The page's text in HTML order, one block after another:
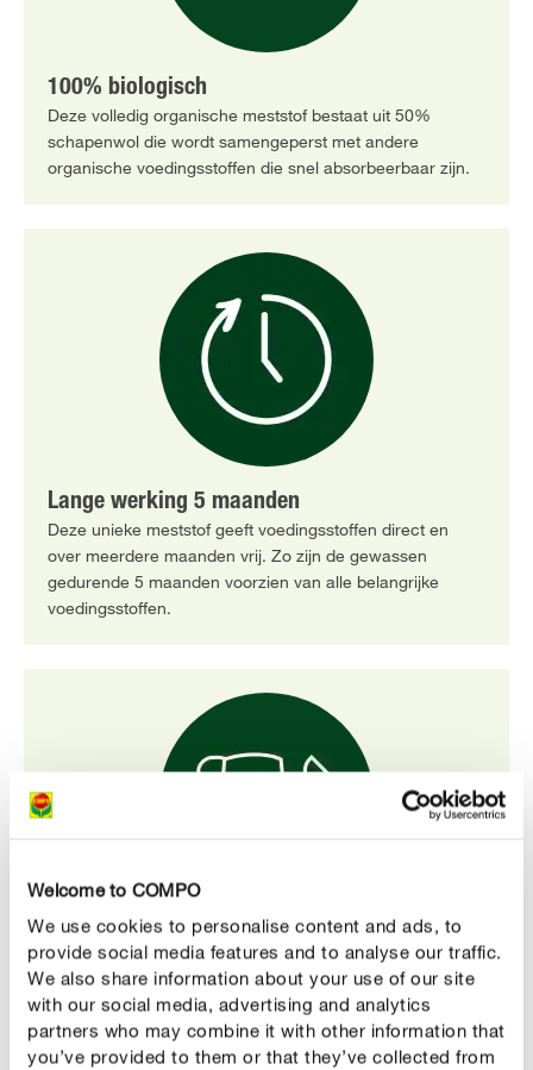
Welcome to COMPO
We use cookies to personalise content and ads, to
provide social media features and to analyse our traffic.
We also share information about your use of our site
with our social media, advertising and analytics
partners who may combine it with other information that
you’ve provided to them or that they’ve collected from
100% biologisch
Deze volledig organische meststof bestaat uit 50%
schapenwol die wordt samengeperst met andere
organische voedingsstoffen die snel absorbeerbaar zijn.
Lange werking 5 maanden
Deze unieke meststof geeft voedingsstoffen direct en
over meerdere maanden vrij. Zo zijn de gewassen
gedurende 5 maanden voorzien van alle belangrijke
voedingsstoffen.
Hoge wateropslagcapaciteit
De meststofkorrels bezitten een hoge
wateropslagcapaciteit. Ze houden gemakkelijk water
vast, waardoor de planten beter bestand zijn tegen
droogte.